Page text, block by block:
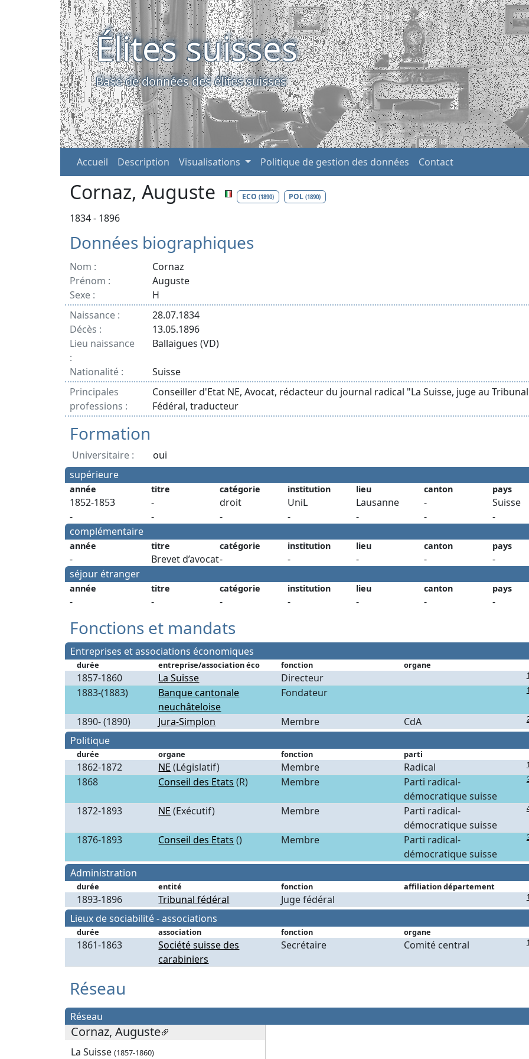
Élites suisses
Base de données des élites suisses
Accueil Description Visualisations Politique de gestion des données Contact
Cornaz, Auguste ECO (1890) POL(1890)
1834 - 1896
Données biographiques
Nom :
Cornaz
Prénom :
Auguste
Sexe :
H
Naissance :
28.07.1834
Décès :
13.05.1896
Lieu naissance
:
Ballaigues (VD)
Nationalité :
Suisse
Principales
professions :
Conseiller d'Etat NE, Avocat, rédacteur du journal radical "La Suisse, juge au Tribunal
Fédéral, traducteur
Formation
Universitaire :
oui
supérieure
année titre catégorie institution lieu canton pays
1852-1853 - droit UniL Lausanne -
Suisse
-
- - - - -
-
complémentaire
année titre catégorie institution lieu canton pays
- Brevet d’avocat- - - -
-
séjour étranger
année titre catégorie institution lieu canton pays
- - - - - - -
Fonctions et mandats
Entreprises et associations économiques
durée entreprise/association éco fonction organe
1857-1860 La Suisse Directeur 1
1883-(1883)
Banque cantonale
neuchâteloise
Fondateur 1
1890- (1890) Jura-Simplon Membre CdA
Politique
durée organe fonction parti
1862-1872 NE (Législatif) Membre Radical 1
1868 Conseil des Etats (R) Membre
Parti radical-
démocratique suisse
1872-1893 NE (Exécutif) Membre
Parti radical-
démocratique suisse
1876-1893 Conseil des Etats () Membre
Parti radical-
démocratique suisse
Administration
durée entité fonction affiliation département
1893-1896 Tribunal fédéral Juge fédéral 1
Lieux de sociabilité - associations
durée association fonction organe
1861-1863
Société suisse des
carabiniers
Secrétaire Comité central 1
Réseau
Réseau
Cornaz, Auguste
La Suisse (1857-1860)